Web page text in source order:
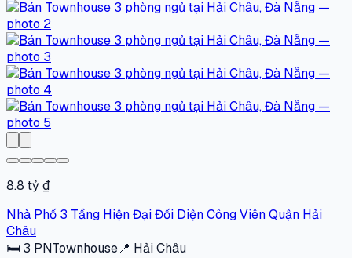
8.8 tỷ ₫
Nhà Phố 3 Tầng Hiện Đại Đối Diện Công Viên Quận Hải
Châu
🛏 3 PNTownhouse📍 Hải Châu